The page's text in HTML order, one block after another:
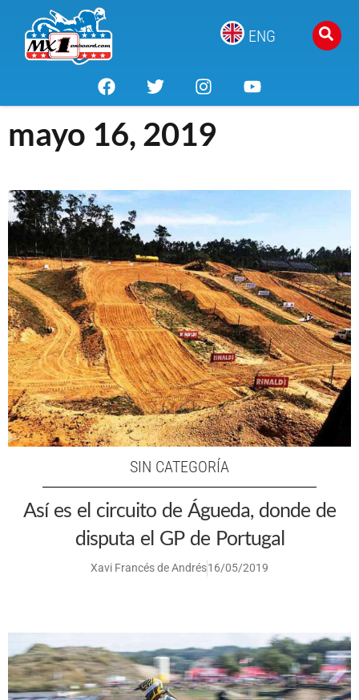
ENG
mayo 16, 2019
SIN CATEGORÍA
Así es el circuito de Águeda, donde de
disputa el GP de Portugal
Xavi Francés de Andrés16/05/2019